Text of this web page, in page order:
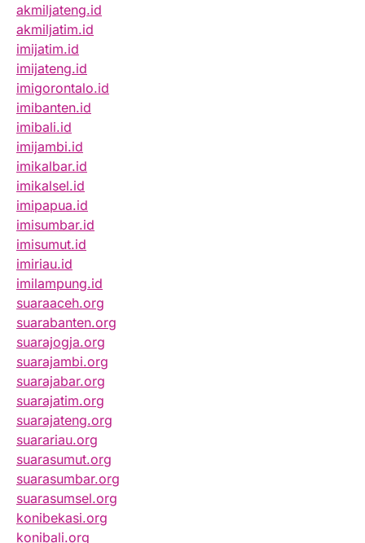
akmiljateng.id
akmiljatim.id
imijatim.id
imijateng.id
imigorontalo.id
imibanten.id
imibali.id
imijambi.id
imikalbar.id
imikalsel.id
imipapua.id
imisumbar.id
imisumut.id
imiriau.id
imilampung.id
suaraaceh.org
suarabanten.org
suarajogja.org
suarajambi.org
suarajabar.org
suarajatim.org
suarajateng.org
suarariau.org
suarasumut.org
suarasumbar.org
suarasumsel.org
konibekasi.org
konibali.org